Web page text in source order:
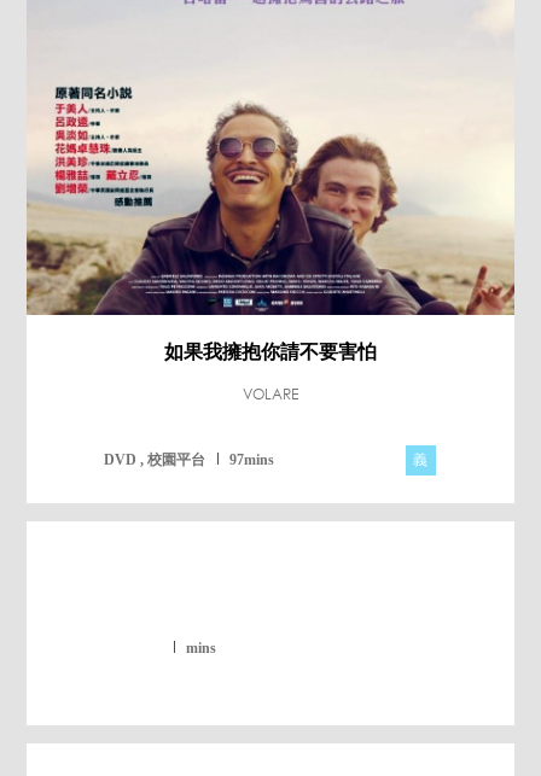
如果我擁抱你請不要害怕
VOLARE
DVD , 校園平台 97mins 義
mins